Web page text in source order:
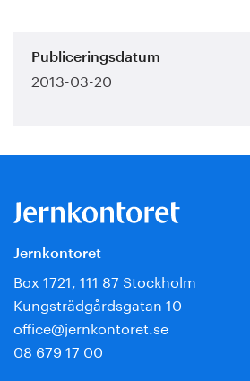
Publiceringsdatum
2013-03-20
Jernkontoret
Box 1721, 111 87 Stockholm
Kungsträdgårdsgatan 10
office@jernkontoret.se
08 679 17 00